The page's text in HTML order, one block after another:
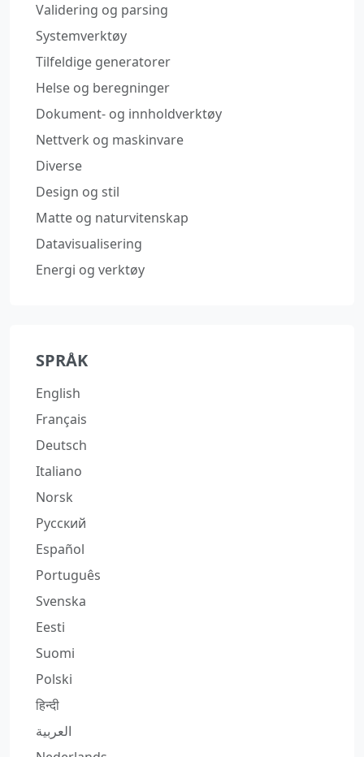
Validering og parsing
Systemverktøy
Tilfeldige generatorer
Helse og beregninger
Dokument- og innholdverktøy
Nettverk og maskinvare
Diverse
Design og stil
Matte og naturvitenskap
Datavisualisering
Energi og verktøy
SPRÅK
English
Français
Deutsch
Italiano
Norsk
Русский
Español
Português
Svenska
Eesti
Suomi
Polski
हिन्दी
العربية